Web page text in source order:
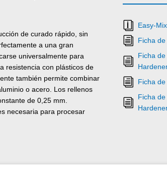
de curado rápido, sin
a una gran
universalmente para
resistencia con plásticos de
también permite combinar
o acero. Los rellenos
de 0,25 mm.
necesaria para procesar
Easy-
Ficha
Ficha
Ficha
Ficha